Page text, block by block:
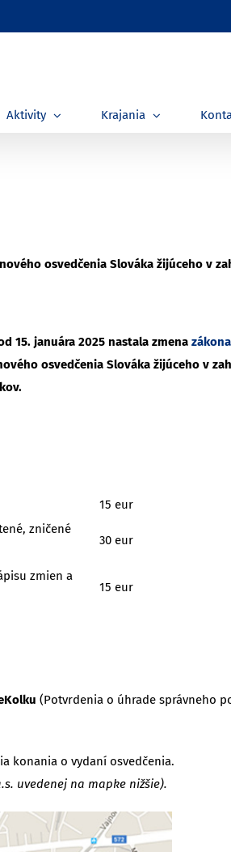
Aktivity Krajania
osvedčenia Slováka žijúceho v
15. januára 2025 nastala zmena
osvedčenia Slováka žijúceho v
15 eur
zničené
30 eur
zmien a
15 eur
(Potvrdenia o úhrade správneho
konania o vydaní osvedčenia.
uvedenej na mapke nižšie).